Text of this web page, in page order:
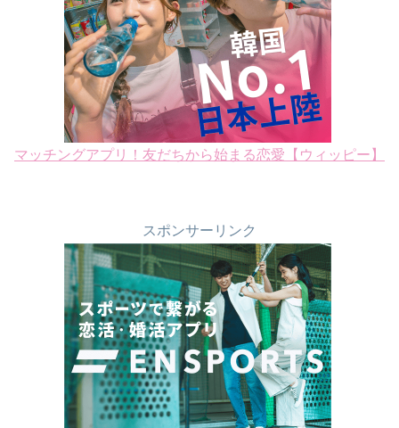
マッチングアプリ！友だちから始まる恋愛【ウィッピー】
スポンサーリンク